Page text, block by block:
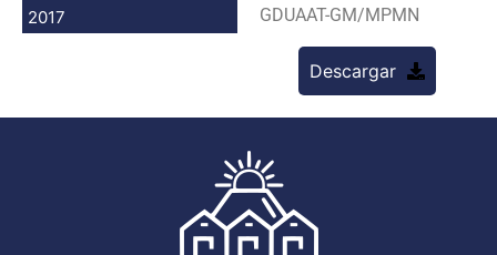
2017
GDUAAT-GM/MPMN
Descargar